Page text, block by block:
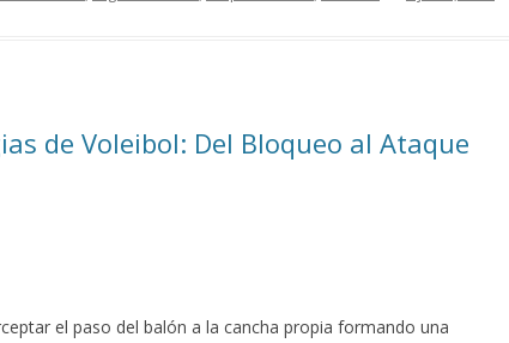
de Voleibol: Del Bloqueo al Ataque
el paso del balón a la cancha propia formando una